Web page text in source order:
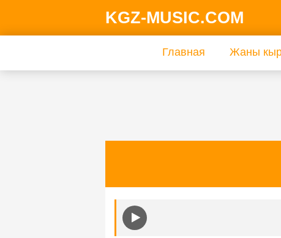
KGZ-MUSIC.COM
Главная Жаны